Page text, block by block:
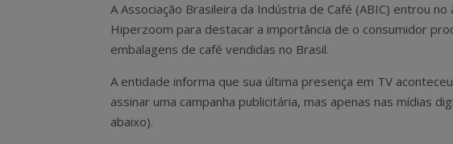
A Associação Brasileira da Indústria de Café (ABIC) entrou no
Hiperzoom para destacar a importância de o consumidor
embalagens de café vendidas no Brasil.
A entidade informa que sua última presença em TV
assinar uma campanha publicitária, mas apenas nas mídias
abaixo).